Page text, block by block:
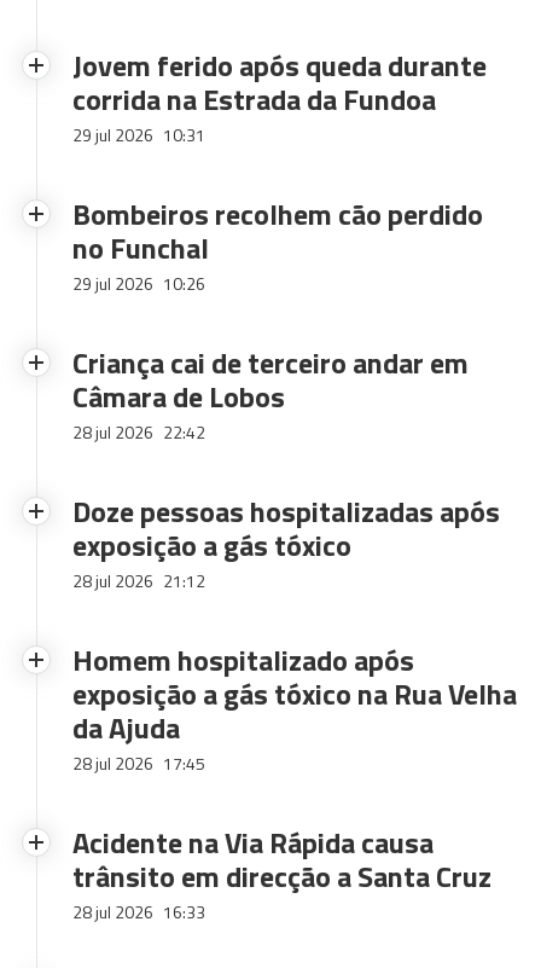
Jovem ferido após queda durante
corrida na Estrada da Fundoa
29 jul 2026 10:31
Bombeiros recolhem cão perdido
no Funchal
29 jul 2026 10:26
Criança cai de terceiro andar em
Câmara de Lobos
28 jul 2026 22:42
Doze pessoas hospitalizadas após
exposição a gás tóxico
28 jul 2026 21:12
Homem hospitalizado após
exposição a gás tóxico na Rua Velha
da Ajuda
28 jul 2026 17:45
Acidente na Via Rápida causa
trânsito em direcção a Santa Cruz
28 jul 2026 16:33